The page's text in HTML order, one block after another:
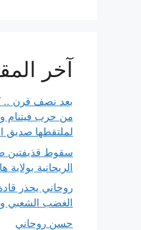
آخر
بعد نصف قرن
من حرب فيتنام
لملتقطها صديق
سقوط قذيفتين
الريحانية بولاية
روحاني يحذر
الغضب الشعبي
حسن روحاني